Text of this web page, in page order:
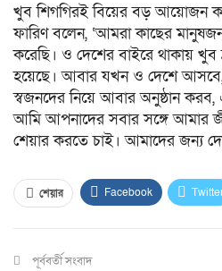
খুব শিগগিরই বিয়ের বড় আয়োজন
ফারিণ বলেন, ‘আমরা কাছের
করেছি। ও দেশের বাইরে থাকায়
হয়েছে। আবার যখন ও দেশে
স্বজনদের নিয়ে আবার অনুষ্ঠান
আমি আপনাদের সবার সঙ্গে আমার
শেয়ার করতে চাই। আমাদের জন্য
শেয়ার Facebook
Email
পূর্ববর্তী সংবাদ